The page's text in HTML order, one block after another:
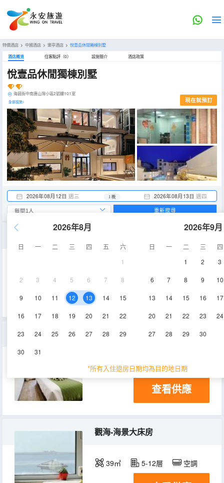
特價酒店 > 中國酒店 > 樂亭酒店 > 悅壹品休閒獨棟別墅
酒店概览 住客點評（0） 設施簡介 酒店政策
悅壹品休閒獨棟別墅
海昌街中南唐山灣小區2號樓101室
全部設施> 現在就預訂
2026年08月12日 週三 2026年08月13日 週四
1 晚
2026年8月
日 一 二 三 四 五
六
1
2 3 4 5 6 7 8
9 10 11 12 13 14 15
16 17 18 19 20 21 22
23 24 25 26 27 28 29
30 31
2026年9月
日 一 二 三
四
1
2 3
6 7 8 9 10
13 14 15 16 17
20 21 22 23 24
27 28 29 30
*所有入住退房日期均為目的地日期
重新搜尋
空調
138㎡ 1-2層 空調
查看供應
觀海-海景大床房
39㎡ 5-12層 空調